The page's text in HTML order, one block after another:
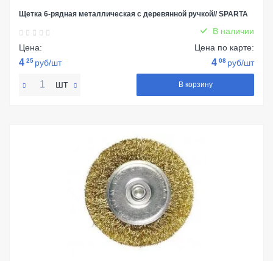
Щетка 6-рядная металлическая с деревянной ручкой// SPARTA
В наличии
Цена:
4 25 руб/шт
Цена по карте:
4 08 руб/шт
шт В корзину